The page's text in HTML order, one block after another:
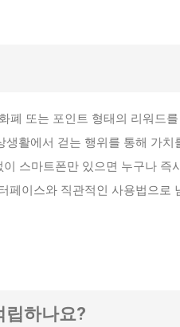
폐 또는 포인트 형태의 리워드
활에서 걷는 행위를 통해 가치
스마트폰만 있으면 누구나 즉
페이스와 직관적인 사용법으로
립하나요?